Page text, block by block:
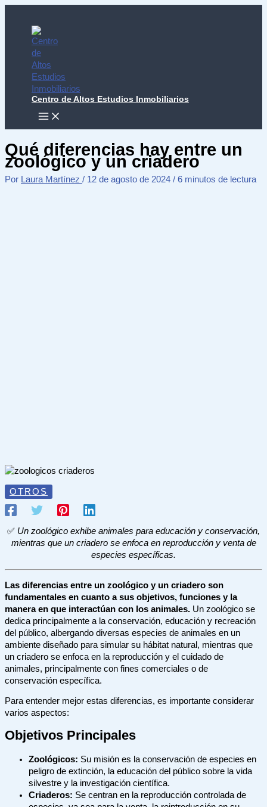
contenido
Centro de Altos Estudios Inmobiliarios
MAIN
MENU
Qué diferencias hay entre un
zoológico y un criadero
Por Laura Martínez / 12 de agosto de 2024 / 6 minutos de lectura
OTROS
✅ Un zoológico exhibe animales para educación y conservación,
mientras que un criadero se enfoca en reproducción y venta de
especies específicas.
Las diferencias entre un zoológico y un criadero son
fundamentales en cuanto a sus objetivos, funciones y la
manera en que interactúan con los animales. Un zoológico se
dedica principalmente a la conservación, educación y recreación
del público, albergando diversas especies de animales en un
ambiente diseñado para simular su hábitat natural, mientras que
un criadero se enfoca en la reproducción y el cuidado de
animales, principalmente con fines comerciales o de
conservación específica.
Para entender mejor estas diferencias, es importante considerar
varios aspectos:
Objetivos Principales
Zoológicos: Su misión es la conservación de especies en
peligro de extinción, la educación del público sobre la vida
silvestre y la investigación científica.
Criaderos: Se centran en la reproducción controlada de